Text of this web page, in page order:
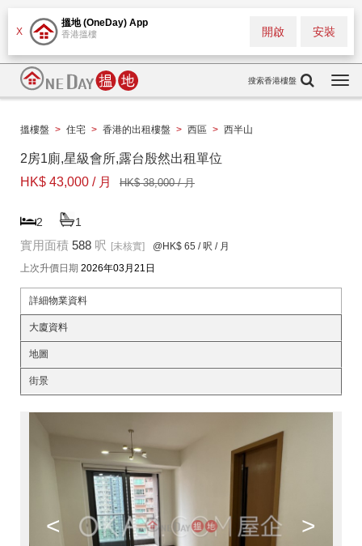
X
搵地 (OneDay) App
香港搵樓 安裝
開啟
搜索香港樓盤
搵樓盤 > 住宅 > 香港的出租樓盤 > 西區 > 西半山
2房1廁,星級會所,露台殷然出租單位
HK$ 43,000 / 月
HK$ 38,000 / 月
2 1
實用面積 588 呎 [未核實] @HK$ 65 / 呎 / 月
上次升價日期 2026年03月21日
詳細物業資料
大廈資料
地圖
街景
< >